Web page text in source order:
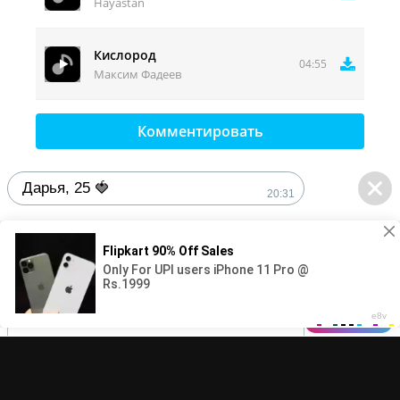
Кислород
Максим Фадеев
04:55
Комментировать
Дарья, 25 🍓 20:31
Сделаешь мне👅❓ в долгу не
останусь👄
1